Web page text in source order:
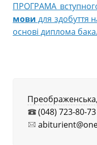
ПРОГРАМА
мови для здобуття
основі диплома
(048) 723-80-73